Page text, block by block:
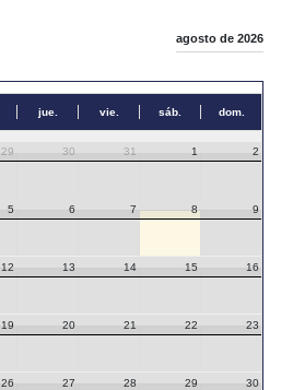
agosto de 2026
jue. vie. sáb. dom.
29 30 31 1 2
5 6 7 8 9
12 13 14 15 16
19 20 21 22 23
26 27 28 29 30